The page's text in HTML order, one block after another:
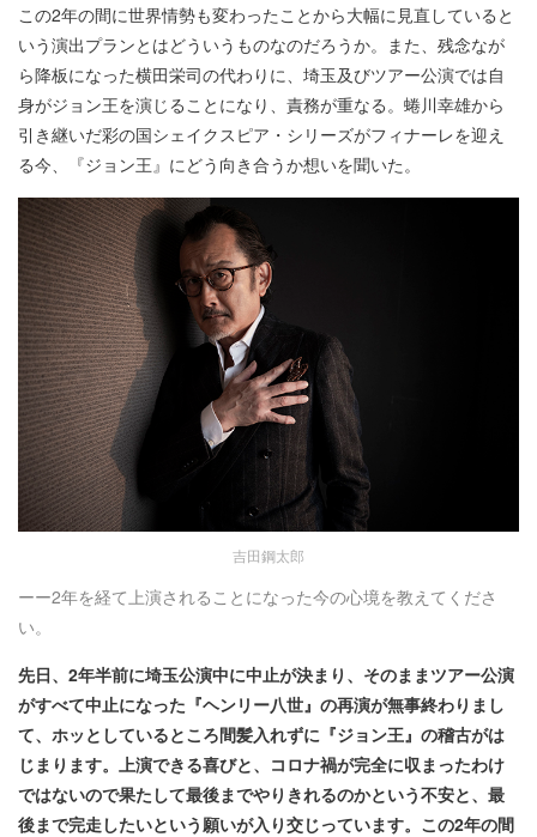
この2年の間に世界情勢も変わったことから大幅に見直していると
いう演出プランとはどういうものなのだろうか。また、残念なが
ら降板になった横田栄司の代わりに、埼玉及びツアー公演では自
身がジョン王を演じることになり、責務が重なる。蜷川幸雄から
引き継いだ彩の国シェイクスピア・シリーズがフィナーレを迎え
る今、『ジョン王』にどう向き合うか想いを聞いた。
吉田鋼太郎
ーー2年を経て上演されることになった今の心境を教えてくださ
い。
先日、2年半前に埼玉公演中に中止が決まり、そのままツアー公演
がすべて中止になった『ヘンリー八世』の再演が無事終わりまし
て、ホッとしているところ間髪入れずに『ジョン王』の稽古がは
じまります。上演できる喜びと、コロナ禍が完全に収まったわけ
ではないので果たして最後までやりきれるのかという不安と、最
後まで完走したいという願いが入り交じっています。この2年の間